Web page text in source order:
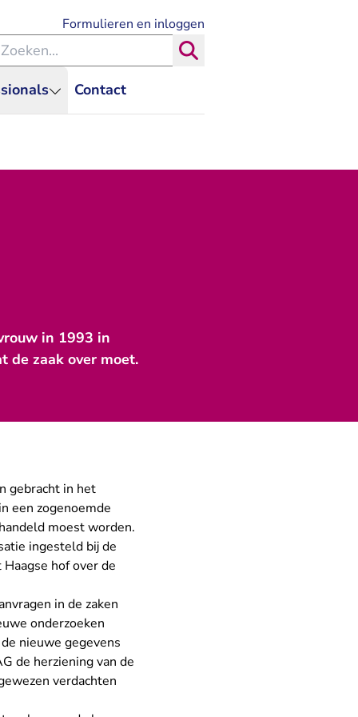
Contact
Formulieren en inloggen
binnen de Rechtspraak
in 1993 in
de zaak over moet.
gebracht in het
een zogenoemde
moest worden.
ingesteld bij de
hof over de
in de zaken
onderzoeken
nieuwe gegevens
de herziening van de
verdachten